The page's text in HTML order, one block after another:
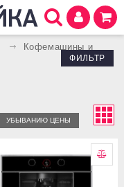
Кофемашины и
ФИЛЬТР
УБЫВАНИЮ ЦЕНЫ